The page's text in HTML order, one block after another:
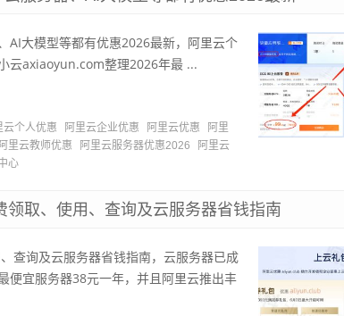
AI大模型等都有优惠2026最新，阿里云个
云axiaoyun.com整理2026年最 ...
云个人优惠 阿里云企业优惠 阿里云优惠
阿里
阿里云教师优惠 阿里云服务器优惠2026
阿里云
心
取、使用、查询及云服务器省钱指南
查询及云服务器省钱指南，云服务器已成
便宜服务器38元一年，并且阿里云推出丰